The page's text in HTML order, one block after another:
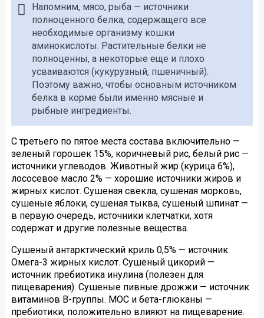
Напомним, мясо, рыба — источники
полноценного белка, содержащего все
необходимые организму кошки
аминокислоты. Растительные белки не
полноценны, а некоторые еще и плохо
усваиваются (кукурузный, пшеничный).
Поэтому важно, чтобы основным источником
белка в корме были именно мясные и
рыбные ингредиенты.
С третьего по пятое места состава включительно —
зеленый горошек 15%, коричневый рис, белый рис —
источники углеводов. Животный жир (курица 6%),
лососевое масло 2% — хорошие источники жиров и
жирных кислот. Сушеная свекла, сушеная морковь,
сушеные яблоки, сушеная тыква, сушеный шпинат —
в первую очередь, источники клетчатки, хотя
содержат и другие полезные вещества.
Сушеный антарктический криль 0,5% — источник
Омега-3 жирных кислот. Сушеный цикорий —
источник пребиотика инулина (полезен для
пищеварения). Сушеные пивные дрожжи — источник
витаминов B-группы. МОС и бета-глюканы —
пребиотики, положительно влияют на пищеварение.